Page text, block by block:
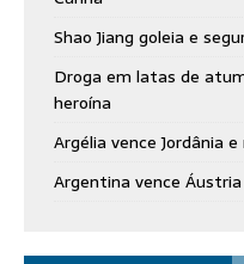
Shao Jiang goleia e
Droga em latas de
heroína
Argélia vence Jordânia
Argentina vence